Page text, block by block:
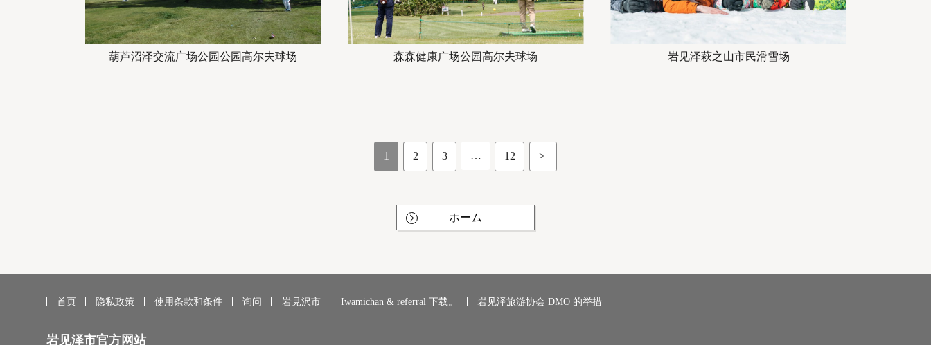
葫芦沼泽交流广场公园公园高尔夫球场 森森健康广场公园高尔夫球场 岩见泽萩之山市民滑雪场
1 2 3 … 12 >
ホーム
首页 隐私政策 使用条款和条件 询问 岩見沢市 Iwamichan & referral 下载。 岩见泽旅游协会 DMO 的举措
岩见泽市官方网站